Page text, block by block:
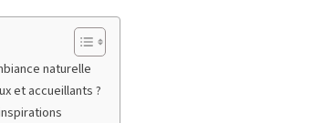
naturelle
et accueillants ?